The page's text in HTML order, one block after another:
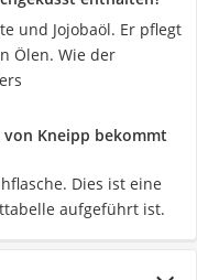
und Jojobaöl. Er pflegt
Ölen. Wie der
von Kneipp bekommt
Dies ist eine
aufgeführt ist.